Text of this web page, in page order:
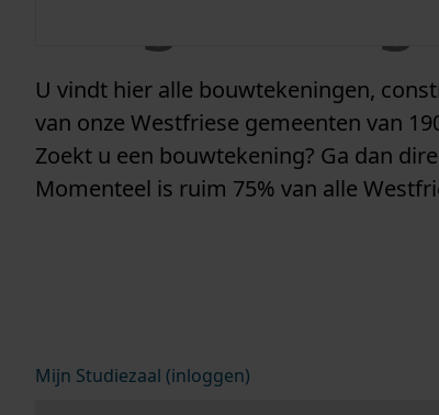
U vindt hier alle bouwtekeningen,
van onze Westfriese gemeenten van
Zoekt u een bouwtekening? Ga dan
Momenteel is ruim 75% van alle
Mijn Studiezaal (inloggen)